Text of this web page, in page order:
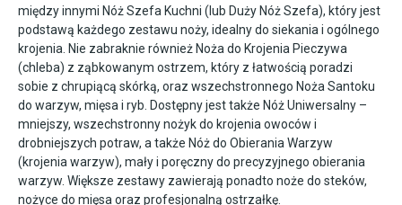
między innymi Nóż Szefa Kuchni (lub Duży Nóż Szefa), który jest
podstawą każdego zestawu noży, idealny do siekania i ogólnego
krojenia. Nie zabraknie również Noża do Krojenia Pieczywa
(chleba) z ząbkowanym ostrzem, który z łatwością poradzi
sobie z chrupiącą skórką, oraz wszechstronnego Noża Santoku
do warzyw, mięsa i ryb. Dostępny jest także Nóż Uniwersalny –
mniejszy, wszechstronny nożyk do krojenia owoców i
drobniejszych potraw, a także Nóż do Obierania Warzyw
(krojenia warzyw), mały i poręczny do precyzyjnego obierania
warzyw. Większe zestawy zawierają ponadto noże do steków,
nożyce do mięsa oraz profesjonalną ostrzałkę.